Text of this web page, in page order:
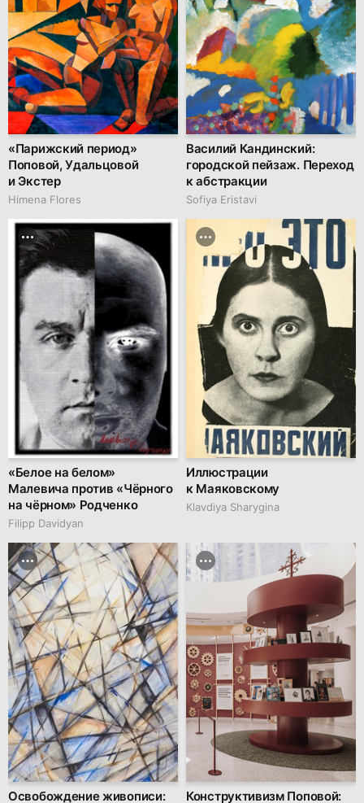
«Парижский период»
Поповой, Удальцовой
и Экстер
Himena Flores
Василий Кандинский:
городской пейзаж. Переход
к абстракции
Sofiya Eristavi
«Белое на белом»
Малевича против «Чёрного
на чёрном» Родченко
Filipp Davidyan
Иллюстрации
к Маяковскому
Klavdiya Sharygina
Освобождение живописи: Конструктивизм Поповой: